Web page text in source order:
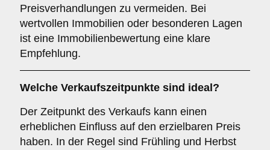
Preisverhandlungen zu vermeiden. Bei
wertvollen Immobilien oder besonderen Lagen
ist eine Immobilienbewertung eine klare
Empfehlung.
Welche Verkaufszeitpunkte sind ideal?
Der Zeitpunkt des Verkaufs kann einen
erheblichen Einfluss auf den erzielbaren Preis
haben. In der Regel sind Frühling und Herbst